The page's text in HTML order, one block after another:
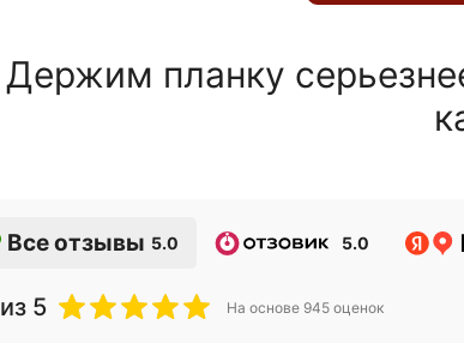
Держим планку
Все отзывы 5.0 5.0
из 5 На основе 945 оценок